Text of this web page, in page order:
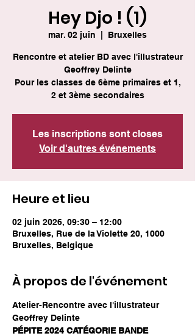
Hey Djo ! (1)
mar. 02 juin Bruxelles
Rencontre et atelier BD avec l'illustrateur
Geoffrey Delinte
Pour les classes de 6ème primaires et 1,
2 et 3ème secondaires
Les inscriptions sont closes
Voir d'autres événements
Heure et lieu
02 juin 2026, 09:30 – 12:00
Bruxelles, Rue de la Violette 20, 1000
Bruxelles, Belgique
À propos de l'événement
Atelier-Rencontre avec l'illustrateur
Geoffrey Delinte
PÉPITE 2024 CATÉGORIE BANDE